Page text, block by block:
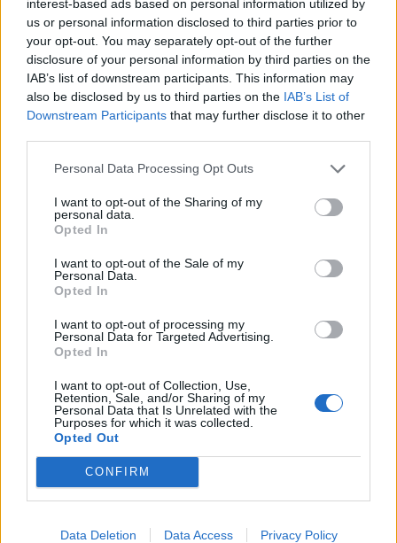
interest-based ads based on personal information utilized by
us or personal information disclosed to third parties prior to
your opt-out. You may separately opt-out of the further
disclosure of your personal information by third parties on the
IAB’s list of downstream participants. This information may
also be disclosed by us to third parties on the IAB’s List of
Downstream Participants that may further disclose it to other
Personal Data Processing Opt Outs
I want to opt-out of the Sharing of my
personal data.
Opted In
I want to opt-out of the Sale of my
Personal Data.
Opted In
I want to opt-out of processing my
Personal Data for Targeted Advertising.
Opted In
I want to opt-out of Collection, Use,
Retention, Sale, and/or Sharing of my
Personal Data that Is Unrelated with the
Purposes for which it was collected.
Opted Out
CONFIRM
Data Deletion Data Access Privacy Policy
ARTICLES CONNEXES PLUS DE L'AUTEUR
Canicule : les conseils
essentiels des
cardiologues pour
éviter le danger
Éclipse du 12 août :
attention à la pénurie de
Un chewing-gum
révolutionnaire pour
LAISSER UN COMMENTAIRE